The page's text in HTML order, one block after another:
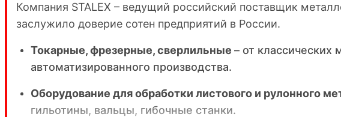
Компания STALEX – ведущий российский поставщик
заслужило доверие сотен предприятий в России.
Токарные, фрезерные, сверлильные – от
автоматизированного производства.
Оборудование для обработки листового и рулонного
гильотины, вальцы, гибочные станки.